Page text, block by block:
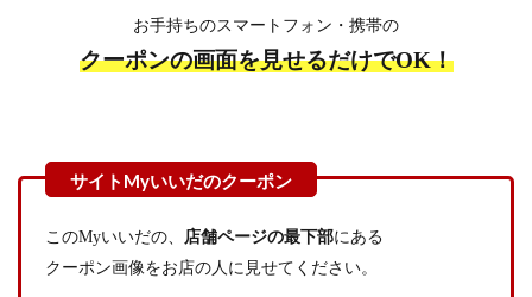
お手持ちのスマートフォン・携帯の
クーポンの画面を見せるだけでOK！
このMyいいだの、 店舗ページの最下部にある
クーポン画像をお店の人に見せてください。